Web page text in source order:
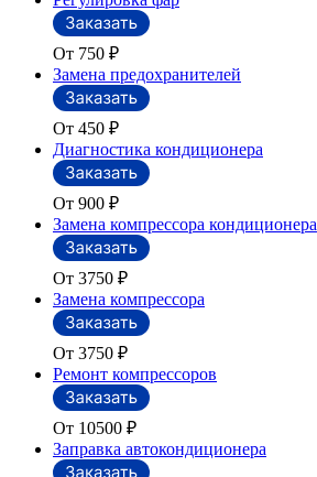
От 750 ₽
Замена предохранителей
От 450 ₽
Диагностика кондиционера
От 900 ₽
Замена компрессора кондиционера
От 3750 ₽
Замена компрессора
От 3750 ₽
Ремонт компрессоров
От 10500 ₽
Заправка автокондиционера